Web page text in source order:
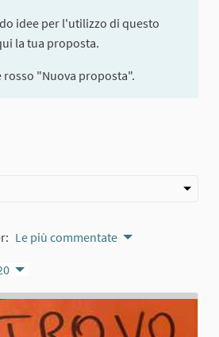
idee per l'utilizzo di questo
la tua proposta.
rosso "Nuova proposta".
Le più commentate